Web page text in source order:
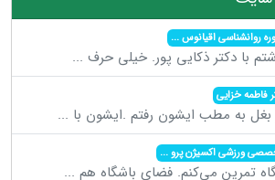
روانشناسی اقیانوس...
با دکتر ذکایی پور. خیلی حرف ...
فاطمه خزایی
به مطب ایشون رفتم .ایشون با ...
ورزشی اکسیژن پرو...
تمرین می‌کنم. فضای باشگاه هم ...